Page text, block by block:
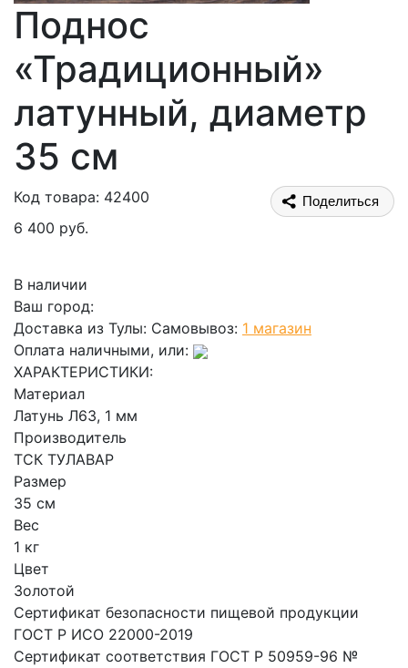
Поднос
«Традиционный»
латунный, диаметр
35 см
Код товара: 42400 Поделиться
6 400 руб.
В наличии
Ваш город:
Доставка из Тулы: Самовывоз: 1 магазин
Оплата наличными, или:
ХАРАКТЕРИСТИКИ:
Материал
Латунь Л63, 1 мм
Производитель
ТСК ТУЛАВАР
Размер
35 см
Вес
1 кг
Цвет
Золотой
Сертификат безопасности пищевой продукции
ГОСТ Р ИСО 22000-2019
Сертификат соответствия ГОСТ Р 50959-96 №